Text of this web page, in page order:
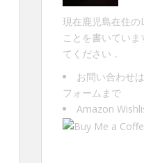
現在鹿児島在住
ことを書いてい
てください．
お問い合わせは
フォーム まで
Amazon